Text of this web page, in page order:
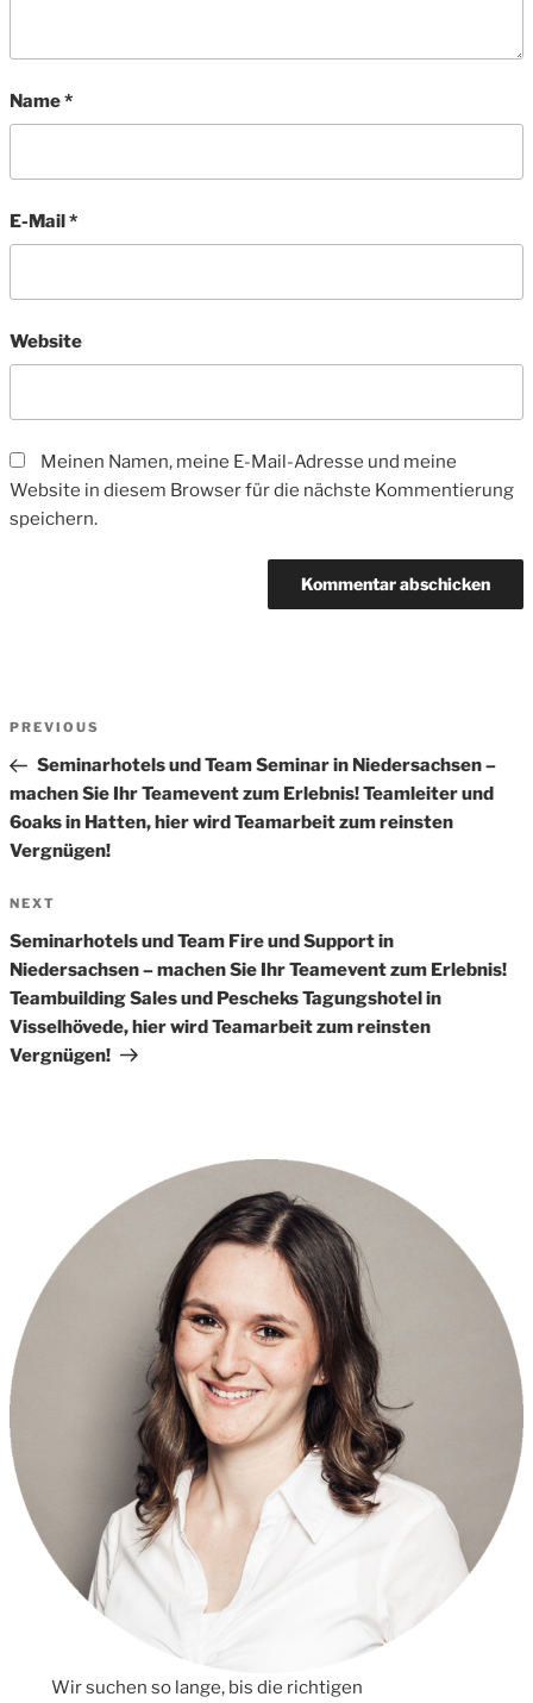
Name*
E-Mail*
Website
Meinen Namen, meine E-Mail-Adresse und meine
Website in diesem Browser für die nächste Kommentierung
speichern.
Beitrags-
Previous
Post
PREVIOUS
Seminarhotels und Team Seminar in Niedersachsen –
machen Sie Ihr Teamevent zum Erlebnis! Teamleiter und
6oaks in Hatten, hier wird Teamarbeit zum reinsten
Vergnügen!
Next
Post
NEXT
Seminarhotels und Team Fire und Support in
Niedersachsen – machen Sie Ihr Teamevent zum Erlebnis!
Teambuilding Sales und Pescheks Tagungshotel in
Visselhövede, hier wird Teamarbeit zum reinsten
Vergnügen!
Wir suchen so lange, bis die richtigen